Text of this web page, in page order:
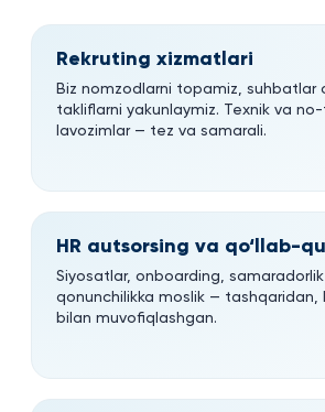
Rekruting xizmatlari
Biz nomzodlarni topamiz, suhbatlar
takliflarni yakunlaymiz. Texnik va
lavozimlar — tez va samarali.
HR autsorsing va qo‘llab-
Siyosatlar, onboarding,
qonunchilikka moslik — tashqaridan,
bilan muvofiqlashgan.